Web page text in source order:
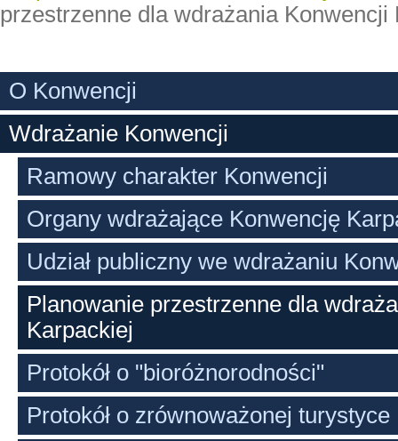
przestrzenne dla wdrażania Konwencji
O Konwencji
Wdrażanie Konwencji
Ramowy charakter Konwencji
Organy wdrażające Konwencję
Udział publiczny we wdrażaniu
Planowanie przestrzenne dla
Karpackiej
Protokół o "bioróżnorodności"
Protokół o zrównoważonej turystyce